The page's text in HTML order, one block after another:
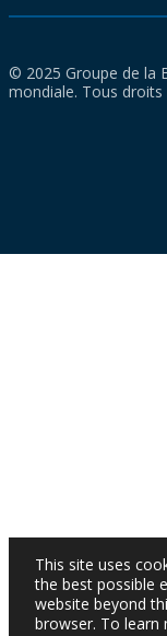
© 2025 Groupe de la
mondiale. Tous droits
This site uses
the best possible
website beyond
browser. To learn